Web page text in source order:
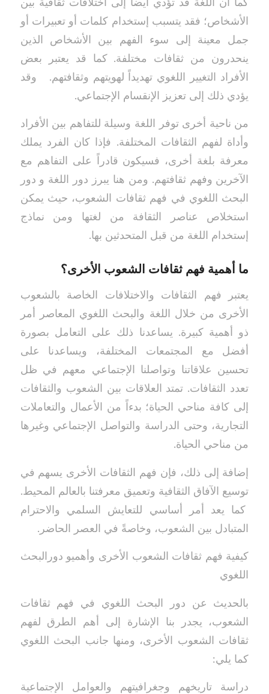
كما أن اللغة قد تؤدي أيضاً إلى اختلافات ثقافية بين
الأشخاص؛ فقد يتسبب إستخدام كلمات أو تعبيرات أو
جمل معينة إلى سوء الفهم بين الأشخاص الذين
ينحدرون من ثقافات مختلفة. كما قد يعتبر بعض
الأفراد التغيير اللغوي تهديداً لهويتهم وثقافتهم. وقد
يؤدي ذلك إلى تعزيز الإنقسام الإجتماعي.
من ناحية أخرى توفر اللغة وسيلة للتفاهم بين الأفراد
وأداة لفهم الثقافات المختلفة. فإذا كان الفرد يملك
معرفة بلغة أخرى، فسيكون قادراً على التفاهم مع
الآخرين وفهم ثقافتهم. ومن هنا يبرز دور اللغة و دور
البحث اللغوي في فهم ثقافات الشعوب، حيث يمكن
استخلاص عناصر الثقافة من لغتها ومن نماذج
إستخدام اللغة من قبل المتحدثين بها.
ما أهمية فهم ثقافات الشعوب الأخرى؟
يعتبر فهم الثقافات والاختلافات الخاصة بالشعوب
الأخرى من خلال اللغة والبحث اللغوي المعاصر أمر
ذو أهمية كبيرة. يساعدنا ذلك على التعامل بصورة
أفضل مع المجتمعات المختلفة، ويساعدنا على
تحسين علاقاتنا وتواصلنا الإجتماعي معهم في ظل
تعدد الثقافات. تمتد العلاقات بين الشعوب والثقافات
إلى كافة مناحي الحياة؛ بدءاً من الأعمال والتعاملات
التجارية، وحتى الدراسة والتواصل الإجتماعي وغيرها
من مناحي الحياة.
إضافة إلى ذلك، فإن فهم الثقافات الأخرى يسهم في
توسيع الآفاق الثقافية وتعميق معرفتنا بالعالم المحيط.
كما يعد أمر أساسي للتعايش السلمي والاحترام
المتبادل بين الشعوب، وخاصةً في العصر الحاضر.
كيفية فهم ثقافات الشعوب الأخرى وأهميو دورالبحث
اللغوي
بالحديث عن دور البحث اللغوي في فهم ثقافات
الشعوب، يجدر بنا الإشارة إلى أهم الطرق لفهم
ثقافات الشعوب الأخرى، ومنها جانب البحث اللغوي
كما يلي:
دراسة تاريخهم وجغرافيتهم والعوامل الإجتماعية